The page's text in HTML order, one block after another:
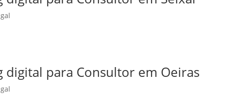
digital para Consultor em Oeiras